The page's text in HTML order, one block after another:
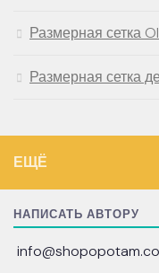
Размерная сетка
Размерная сетка
ЕЩЁ
НАПИСАТЬ АВТОРУ